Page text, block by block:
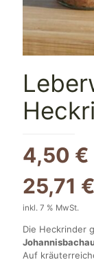
4,50 €
25,71 €
inkl. 7 % MwSt.
Die Heckrinder
Auf